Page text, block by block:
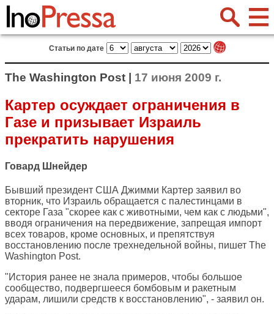
Статьи по дате
The Washington Post | 17 июня 2009 г.
Картер осуждает ограничения в
Газе и призывает Израиль
прекратить нарушения
Говард Шнейдер
Бывший президент США Джимми Картер заявил во
вторник, что Израиль обращается с палестинцами в
секторе Газа "скорее как с животными, чем как с людьми",
вводя ограничения на передвижение, запрещая импорт
всех товаров, кроме основных, и препятствуя
восстановлению после трехнедельной войны, пишет The
Washington Post.
"История ранее не знала примеров, чтобы большое
сообщество, подвергшееся бомбовым и ракетным
ударам, лишили средств к восстановлению", - заявил он.